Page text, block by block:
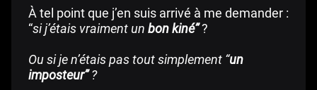
À tel point que j’en suis arrivé à me demander :
“sij’étais vraiment un bon kiné”?
Ou si je n’étais pas tout simplement “un
imposteur”?